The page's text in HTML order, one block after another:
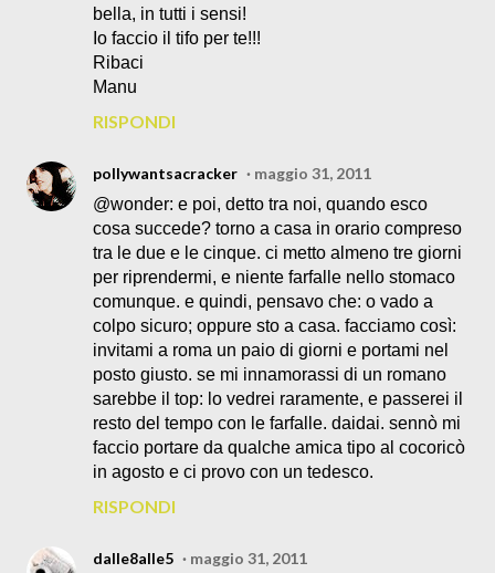
bella, in tutti i sensi!
Io faccio il tifo per te!!!
Ribaci
Manu
RISPONDI
pollywantsacracker
maggio 31, 2011
@wonder: e poi, detto tra noi, quando esco
cosa succede? torno a casa in orario compreso
tra le due e le cinque. ci metto almeno tre giorni
per riprendermi, e niente farfalle nello stomaco
comunque. e quindi, pensavo che: o vado a
colpo sicuro; oppure sto a casa. facciamo così:
invitami a roma un paio di giorni e portami nel
posto giusto. se mi innamorassi di un romano
sarebbe il top: lo vedrei raramente, e passerei il
resto del tempo con le farfalle. daidai. sennò mi
faccio portare da qualche amica tipo al cocoricò
in agosto e ci provo con un tedesco.
RISPONDI
dalle8alle5
maggio 31, 2011